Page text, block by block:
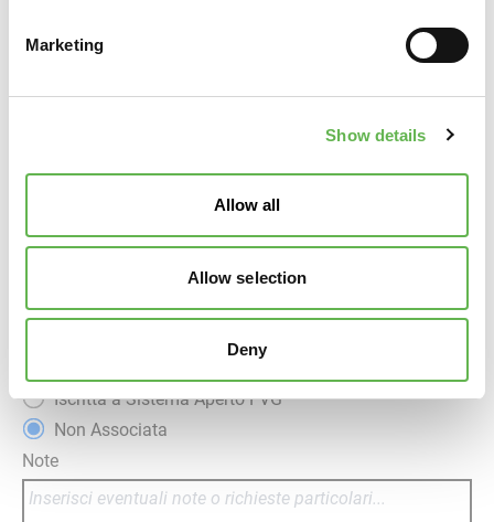
Marketing
Show details
Allow all
Allow selection
Deny
IBAN
Iscritta a Confindustria Veneto Est
Iscritta a Confindustria Alto Adriatico - Sede di
Iscritta a Sistema Aperto FVG
Non Associata
Note